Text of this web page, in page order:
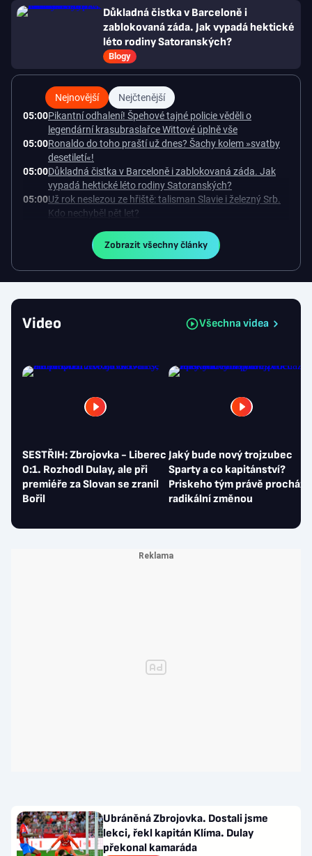
Důkladná čistka v Barceloně i
zablokovaná záda. Jak vypadá hektické
léto rodiny Satoranských?
Blogy
Nejnovější
Nejčtenější
05:00Pikantní odhalení! Špehové tajné policie věděli o
legendární krasubraslařce Wittové úplně vše
05:00Ronaldo do toho praští už dnes? Šachy kolem »svatby
desetiletí«!
05:00Důkladná čistka v Barceloně i zablokovaná záda. Jak
vypadá hektické léto rodiny Satoranských?
05:00Už rok neslezou ze hřiště: talisman Slavie i železný Srb.
Kdo nechyběl pět let?
Klíma. Dulay překonal kamaráda
Samko se zájemcům připomněl gólem: Karviné jsem
vděčný! Kam může odejít Štorman?
21:19Fotbalové přestupy ONLINE: Slavný klub chce Mercada,
Sparta ale měla nabídku odmítnout
při premiéře za Slovan zranil
20:23Mistr v premiéře ukázal i Stránského, ten hned úřadoval:
Zobrazit všechny články
Video Všechna videa
SESTŘIH: Zbrojovka - Liberec
0:1. Rozhodl Dulay, ale při
premiéře za Slovan se zranil
Bořil
Jaký bude nový trojzubec
Sparty a co kapitánství?
Priskeho tým právě prochází
radikální změnou
Ubráněná Zbrojovka. Dostali jsme
lekci, řekl kapitán Klíma. Dulay
překonal kamaráda